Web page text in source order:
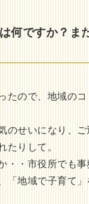
何ですか？ま
たので、地域の
のせいになり、
たりして。
・市役所でも
地域で子育て」